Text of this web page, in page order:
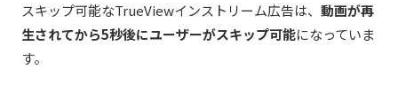
スキップ可能なTrueViewインストリーム広告は、 動画が再
生されてから5秒後にユーザーがスキップ可能になっていま
す。